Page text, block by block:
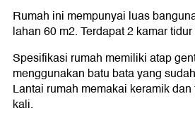
Rumah ini mempunyai luas
lahan 60 m2. Terdapat 2 kamar
Spesifikasi rumah memiliki atap
menggunakan batu bata yang
Lantai rumah memakai keramik
kali.